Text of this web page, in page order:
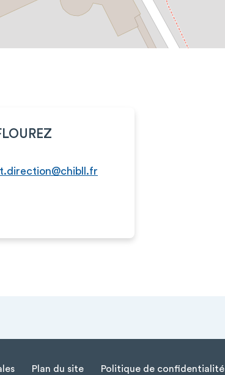
Plan du site Politique de confidentialité